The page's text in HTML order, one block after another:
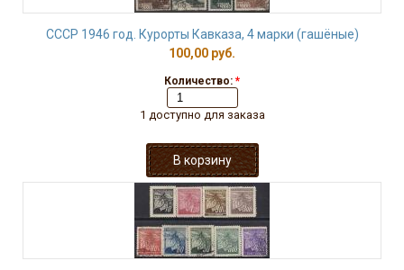
СССР 1946 год. Курорты Кавказа, 4 марки (гашёные)
100,00 руб.
Количество: *
1 доступно для заказа